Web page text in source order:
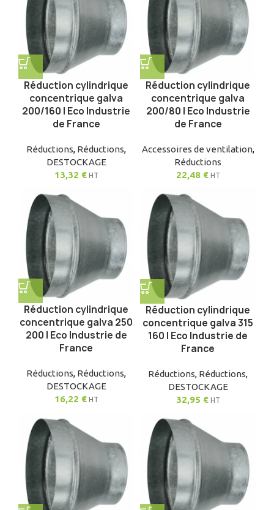
Réduction cylindrique
concentrique galva
200/160 | Eco Industrie
de France
Réductions, Réductions,
DESTOCKAGE
13,32 € HT
Réduction cylindrique
concentrique galva
200/80 | Eco Industrie
de France
Accessoires de ventilation,
Réductions
22,48 € HT
Réduction cylindrique
concentrique galva 250
200 | Eco Industrie de
France
Réductions, Réductions,
DESTOCKAGE
16,22 € HT
Réduction cylindrique
concentrique galva 315
160 | Eco Industrie de
France
Réductions, Réductions,
DESTOCKAGE
32,95 € HT